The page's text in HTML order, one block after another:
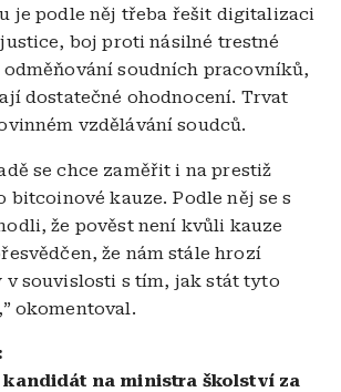
je podle něj třeba řešit digitalizaci
boj proti násilné trestné
soudních pracovníků,
dostatečné ohodnocení. Trvat
vzdělávání soudců.
se chce zaměřit i na prestiž
bitcoinové kauze. Podle něj se s
že pověst není kvůli kauze
že nám stále hrozí
v souvislosti s tím, jak stát tyto
okomentoval.
kandidát na ministra školství za